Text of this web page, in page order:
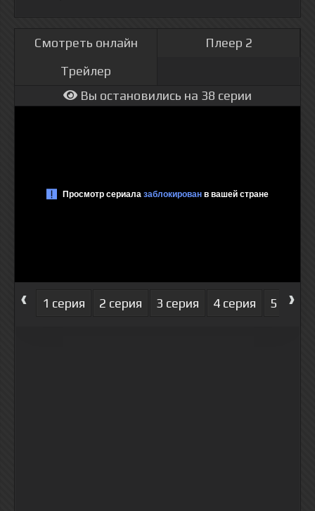
Смотреть онлайн
Плеер 2
Трейлер
Вы остановились на 38 серии
‹ 1 серия 2 серия 3 серия 4 серия 5 серия
›